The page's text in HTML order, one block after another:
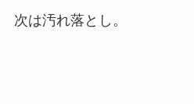
次は汚れ落とし。